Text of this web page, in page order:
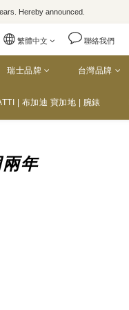
Hereby announced.
繁體中文 聯絡我們
瑞士品牌 台灣品牌
| 布加迪 寶加地 | 腕錶
年